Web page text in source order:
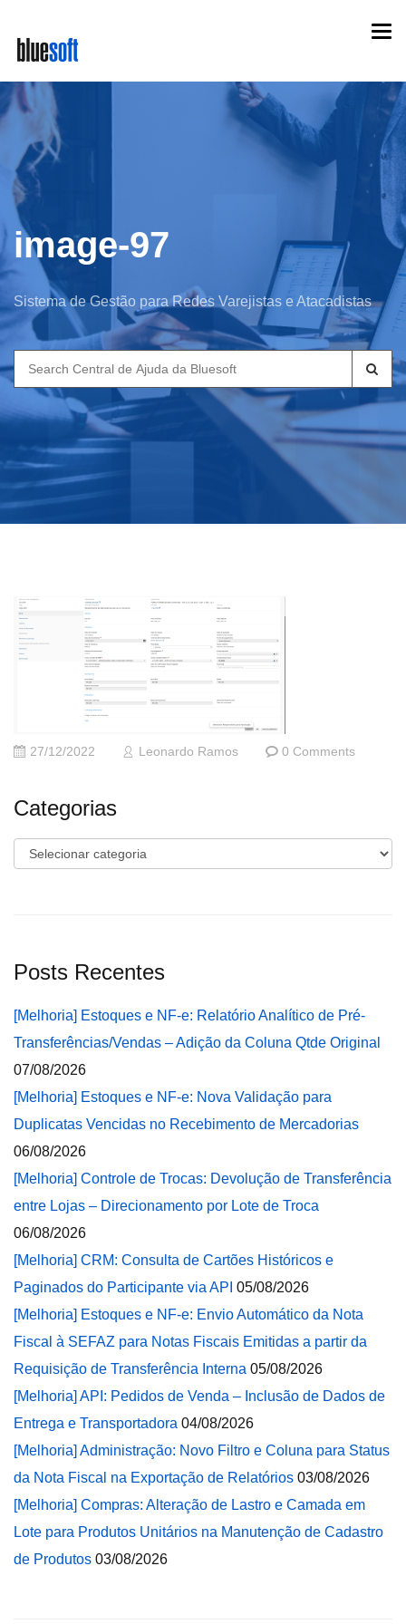
main
content
image-97
Sistema de Gestão para Redes Varejistas e Atacadistas
Search
for:
27/12/2022 Leonardo Ramos 0 Comments
Categorias
Categorias
Posts Recentes
[Melhoria] Estoques e NF-e: Relatório Analítico de Pré-
Transferências/Vendas – Adição da Coluna Qtde Original
07/08/2026
[Melhoria] Estoques e NF-e: Nova Validação para
Duplicatas Vencidas no Recebimento de Mercadorias
06/08/2026
[Melhoria] Controle de Trocas: Devolução de Transferência
entre Lojas – Direcionamento por Lote de Troca
06/08/2026
[Melhoria] CRM: Consulta de Cartões Históricos e
Paginados do Participante via API 05/08/2026
[Melhoria] Estoques e NF-e: Envio Automático da Nota
Fiscal à SEFAZ para Notas Fiscais Emitidas a partir da
Requisição de Transferência Interna 05/08/2026
[Melhoria] API: Pedidos de Venda – Inclusão de Dados de
Entrega e Transportadora 04/08/2026
[Melhoria] Administração: Novo Filtro e Coluna para Status
da Nota Fiscal na Exportação de Relatórios 03/08/2026
[Melhoria] Compras: Alteração de Lastro e Camada em
Lote para Produtos Unitários na Manutenção de Cadastro
de Produtos 03/08/2026